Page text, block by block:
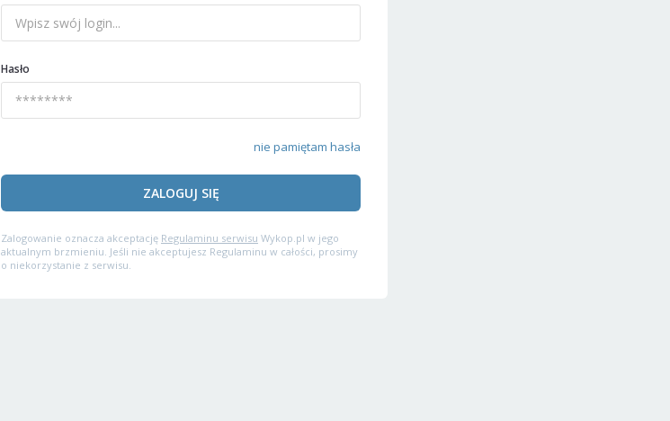
Hasło
nie pamiętam hasła
ZALOGUJ SIĘ
Zalogowanie oznacza akceptację Regulaminu serwisu Wykop.pl w jego
aktualnym brzmieniu. Jeśli nie akceptujesz Regulaminu w całości, prosimy
o niekorzystanie z serwisu.